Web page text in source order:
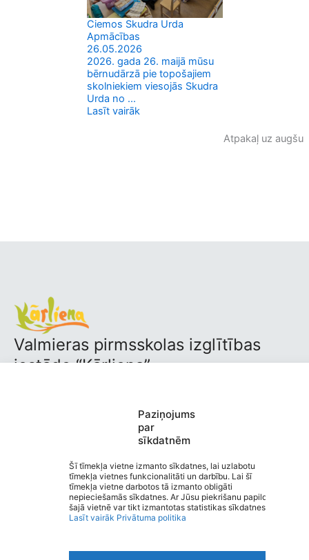
Paziņojums
par
sīkdatnēm
Šī tīmekļa vietne izmanto sīkdatnes, lai uzlabotu
tīmekļa vietnes funkcionalitāti un darbību. Lai šī
tīmekļa vietne darbotos tā izmanto obligāti
nepieciešamās sīkdatnes. Ar Jūsu piekrišanu papildus
šajā vietnē var tikt izmantotas statistikas sīkdatnes.
Lasīt vairāk Privātuma politika
Ciemos Skudra Urda
Apmācības
26.05.2026
2026. gada 26. maijā mūsu
bērnudārzā pie topošajiem
skolniekiem viesojās Skudra
Urda no ...
Lasīt vairāk
Atpakaļ uz augšu
Valmieras pirmsskolas izglītības
iestāde “Kārliena”
Privātuma politika
Piekļūstamība
Ziņot par kļūdu